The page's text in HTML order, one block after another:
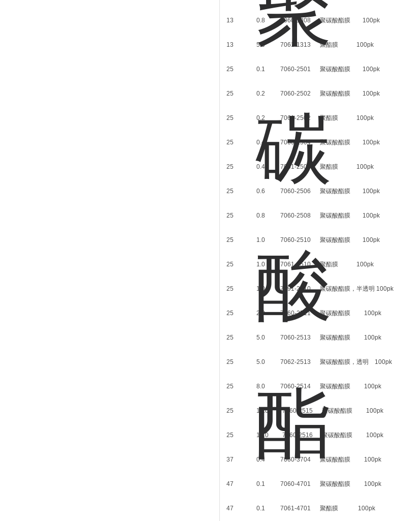
13 0.8 7060-1308 聚碳酸酯膜 100pk
13 5.0 7061-1313 聚酯膜 100pk
25 0.1 7060-2501 聚碳酸酯膜 100pk
25 0.2 7060-2502 聚碳酸酯膜 100pk
25 0.2 7061-2502 聚酯膜 100pk
25 0.4 7060-2504 聚碳酸酯膜 100pk
25 0.4 7061-2504 聚酯膜 100pk
25 0.6 7060-2506 聚碳酸酯膜 100pk
25 0.8 7060-2508 聚碳酸酯膜 100pk
25 1.0 7060-2510 聚碳酸酯膜 100pk
25 1.0 7061-2510 聚酯膜 100pk
25 1.0 7091-2510 聚碳酸酯膜，半透明 100pk
25 2.0 7060-2511 聚碳酸酯膜 100pk
25 5.0 7060-2513 聚碳酸酯膜 100pk
25 5.0 7062-2513 聚碳酸酯膜，透明 100pk
25 8.0 7060-2514 聚碳酸酯膜 100pk
25 10.0 7060-2515 聚碳酸酯膜 100pk
25 12.0 7060-2516 聚碳酸酯膜 100pk
37 0.4 7060-3704 聚碳酸酯膜 100pk
47 0.1 7060-4701 聚碳酸酯膜 100pk
47 0.1 7061-4701 聚酯膜 100pk